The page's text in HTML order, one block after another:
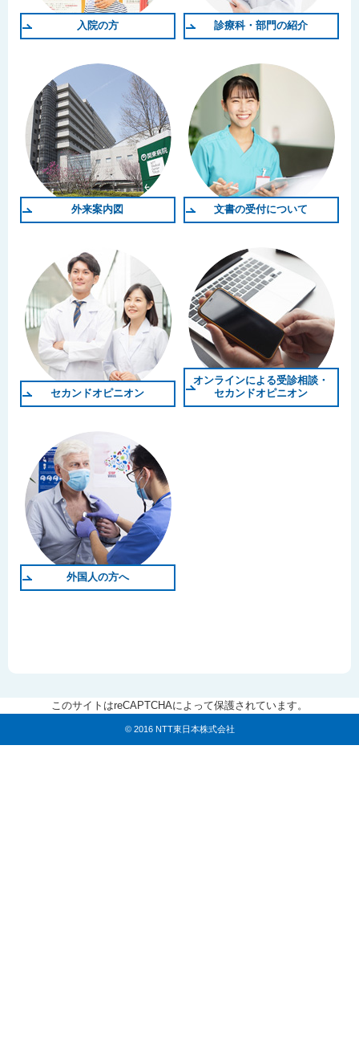
入院の方 診療科・部門の紹介
外来案内図 文書の受付について
セカンドオピニオン
オンラインによる受診相談・
セカンドオピニオン
外国人の方へ
このサイトはreCAPTCHAによって保護されています。
© 2016 NTT東日本株式会社